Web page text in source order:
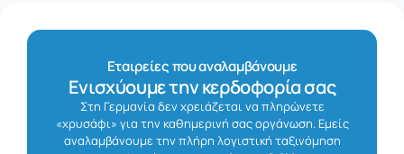
Εταιρείες που αναλαμβάνουμε
Ενισχύουμε την κερδοφορία σας
Στη Γερμανία δεν χρειάζεται να πληρώνετε
«χρυσάφι» για την καθημερινή σας οργάνωση. Εμείς
αναλαμβάνουμε την πλήρη λογιστική ταξινόμηση